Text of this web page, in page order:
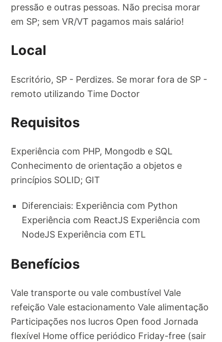
pressão e outras pessoas. Não precisa morar
em SP; sem VR/VT pagamos mais salário!
Local
Escritório, SP - Perdizes. Se morar fora de SP -
remoto utilizando Time Doctor
Requisitos
Experiência com PHP, Mongodb e SQL
Conhecimento de orientação a objetos e
princípios SOLID; GIT
Diferenciais: Experiência com Python
Experiência com ReactJS Experiência com
NodeJS Experiência com ETL
Benefícios
Vale transporte ou vale combustível Vale
refeição Vale estacionamento Vale alimentação
Participações nos lucros Open food Jornada
flexível Home office periódico Friday-free (sair